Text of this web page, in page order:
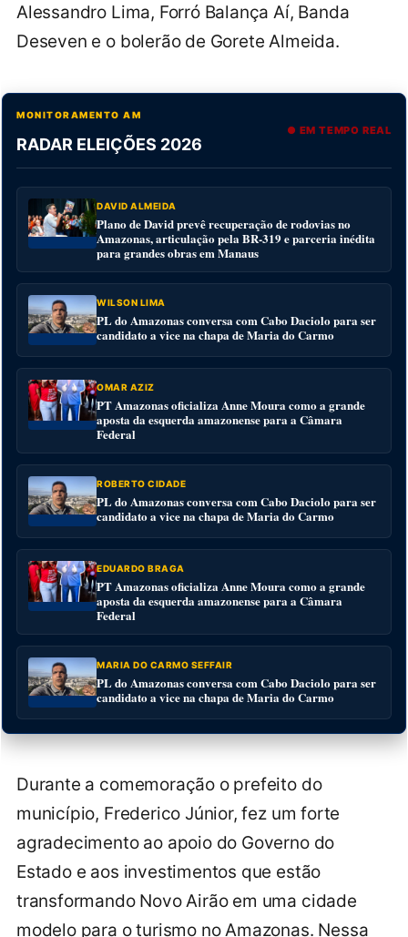
Alessandro Lima, Forró Balança Aí, Banda
Deseven e o bolerão de Gorete Almeida.
MONITORAMENTO AM
RADAR ELEIÇÕES 2026
● EM TEMPO REAL
DAVID ALMEIDA
Plano de David prevê recuperação de rodovias no
Amazonas, articulação pela BR-319 e parceria inédita
para grandes obras em Manaus
WILSON LIMA
PL do Amazonas conversa com Cabo Daciolo para ser
candidato a vice na chapa de Maria do Carmo
OMAR AZIZ
PT Amazonas oficializa Anne Moura como a grande
aposta da esquerda amazonense para a Câmara
Federal
ROBERTO CIDADE
PL do Amazonas conversa com Cabo Daciolo para ser
candidato a vice na chapa de Maria do Carmo
EDUARDO BRAGA
PT Amazonas oficializa Anne Moura como a grande
aposta da esquerda amazonense para a Câmara
Federal
MARIA DO CARMO SEFFAIR
PL do Amazonas conversa com Cabo Daciolo para ser
candidato a vice na chapa de Maria do Carmo
Durante a comemoração o prefeito do
município, Frederico Júnior, fez um forte
agradecimento ao apoio do Governo do
Estado e aos investimentos que estão
transformando Novo Airão em uma cidade
modelo para o turismo no Amazonas. Nessa